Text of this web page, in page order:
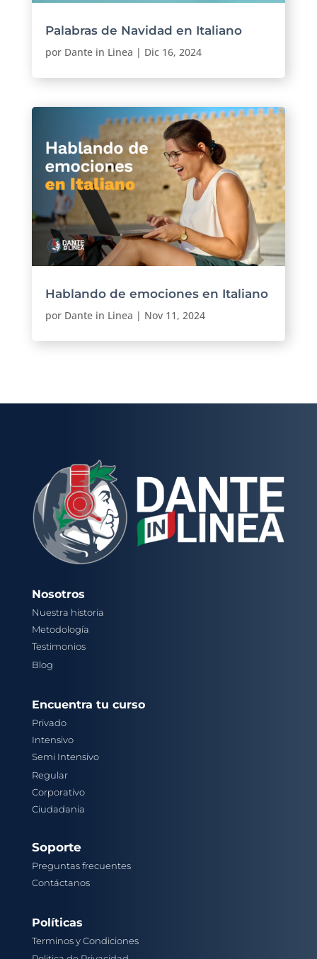
Palabras de Navidad en Italiano
por Dante in Linea | Dic 16, 2024
Hablando de emociones en Italiano
por Dante in Linea | Nov 11, 2024
Nosotros
Nuestra historia
Metodología
Testimonios
Blog
Encuentra tu curso
Privado
Intensivo
Semi Intensivo
Regular
Corporativo
Ciudadania
Soporte
Preguntas frecuentes
Contáctanos
Políticas
Terminos y Condiciones